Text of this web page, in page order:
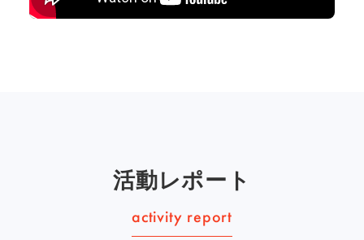
活動レポート